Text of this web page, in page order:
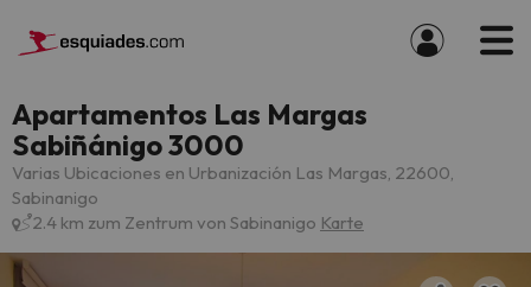
Apartamentos Las Margas
Sabiñánigo 3000
Varias Ubicaciones en Urbanización Las Margas, 22600,
Sabinanigo
2.4 km zum Zentrum von Sabinanigo Karte